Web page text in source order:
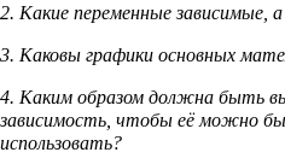
2. Какие переменные зависимые,
3. Каковы графики основных
4. Каким образом должна быть
зависимость, чтобы её можно
использовать?